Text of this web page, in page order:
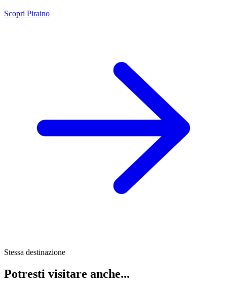
Scopri Piraino
Stessa destinazione
Potresti visitare anche...